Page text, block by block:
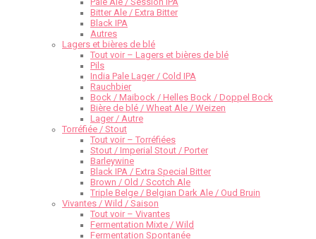
Bitter Ale / Extra Bitter
Black IPA
Autres
Lagers et bières de blé
Tout voir – Lagers et bières de blé
Pils
India Pale Lager / Cold IPA
Rauchbier
Bock / Maibock / Helles Bock / Doppel Bock
Bière de blé / Wheat Ale / Weizen
Lager / Autre
Torréfiée / Stout
Tout voir – Torréfiées
Stout / Imperial Stout / Porter
Barleywine
Black IPA / Extra Special Bitter
Brown / Old / Scotch Ale
Triple Belge / Belgian Dark Ale / Oud Bruin
Vivantes / Wild / Saison
Tout voir – Vivantes
Fermentation Mixte / Wild
Fermentation Spontanée